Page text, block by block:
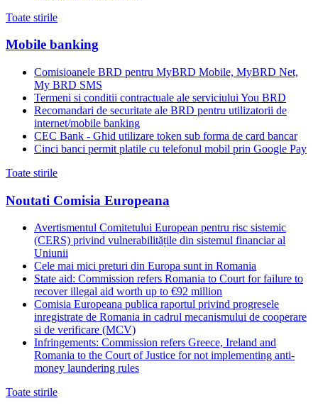
Toate stirile
Mobile banking
Comisioanele BRD pentru MyBRD Mobile, MyBRD Net,
My BRD SMS
Termeni si conditii contractuale ale serviciului You BRD
Recomandari de securitate ale BRD pentru utilizatorii de
internet/mobile banking
CEC Bank - Ghid utilizare token sub forma de card bancar
Cinci banci permit platile cu telefonul mobil prin Google Pay
Toate stirile
Noutati Comisia Europeana
Avertismentul Comitetului European pentru risc sistemic
(CERS) privind vulnerabilitățile din sistemul financiar al
Uniunii
Cele mai mici preturi din Europa sunt in Romania
State aid: Commission refers Romania to Court for failure to
recover illegal aid worth up to €92 million
Comisia Europeana publica raportul privind progresele
inregistrate de Romania in cadrul mecanismului de cooperare
si de verificare (MCV)
Infringements: Commission refers Greece, Ireland and
Romania to the Court of Justice for not implementing anti-
money laundering rules
Toate stirile